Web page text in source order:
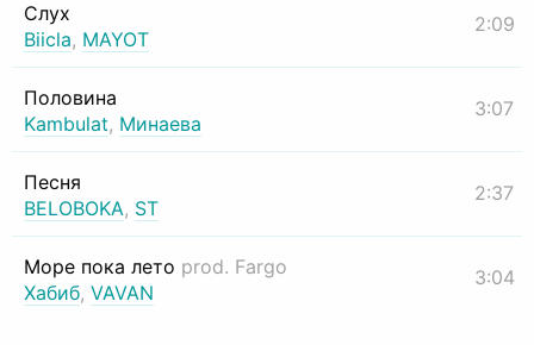
Слух
Biicla, MAYOT
2:09
Половина
Kambulat, Минаева
3:07
Песня
BELOBOKA, ST
2:37
Море пока лето prod. Fargo
Хабиб, VAVAN
3:04